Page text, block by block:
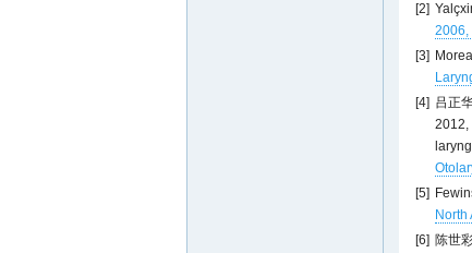
[2]
2006,
[3]
[4] 吕正
2012,
[5]
North
[6] 陈世